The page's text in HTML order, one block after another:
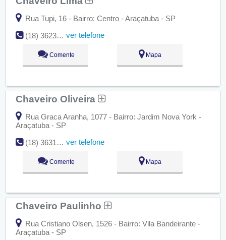
Rua Tupi, 16 - Bairro: Centro - Araçatuba - SP
(18) 3623-0027
ver telefone
Comente Mapa
Chaveiro Oliveira
Rua Graca Aranha, 1077 - Bairro: Jardim Nova York -
Araçatuba - SP
(18) 3631-2666
ver telefone
Comente Mapa
Chaveiro Paulinho
Rua Cristiano Olsen, 1526 - Bairro: Vila Bandeirante -
Araçatuba - SP